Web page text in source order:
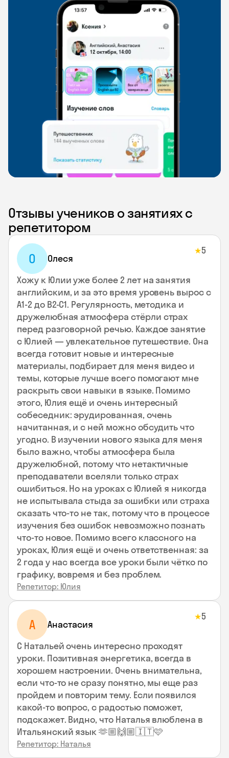
Отзывы учеников о занятиях с
репетитором
О Олеся
★5
Хожу к Юлии уже более 2 лет на занятия
английским, и за это время уровень вырос с
А1-2 до В2-С1. Регулярность, методика и
дружелюбная атмосфера стёрли страх
перед разговорной речью. Каждое занятие
с Юлией — увлекательное путешествие. Она
всегда готовит новые и интересные
материалы, подбирает для меня видео и
темы, которые лучше всего помогают мне
раскрыть свои навыки в языке. Помимо
этого, Юлия ещё и очень интересный
собеседник: эрудированная, очень
начитанная, и с ней можно обсудить что
угодно. В изучении нового языка для меня
было важно, чтобы атмосфера была
дружелюбной, потому что нетактичные
преподаватели вселяли только страх
ошибиться. Но на уроках с Юлией я никогда
не испытывала стыда за ошибки или страха
сказать что-то не так, потому что в процессе
изучения без ошибок невозможно познать
что-то новое. Помимо всего классного на
уроках, Юлия ещё и очень ответственная: за
2 года у нас всегда все уроки были чётко по
графику, вовремя и без проблем.
Репетитор: Юлия
А Анастасия
★5
С Натальей очень интересно проходят
уроки. Позитивная энергетика, всегда в
хорошем настроении. Очень внимательна,
если что-то не сразу понятно, мы еще раз
пройдем и повторим тему. Если появился
какой-то вопрос, с радостью поможет,
подскажет. Видно, что Наталья влюблена в
Итальянский язык 🫶🏼🙌🏼🇮🇹🩷
Репетитор: Наталья